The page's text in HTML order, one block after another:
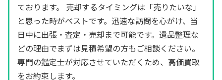
ております。 売却するタイミングは「売りたいな」
と思った時がベストです。迅速な訪問を心がけ、当
日中に出張・査定・売却まで可能です。遺品整理な
どの理由でまずは見積希望の方もご相談ください。
専門の鑑定士が対応させていただくため、高価買取
をお約束します。